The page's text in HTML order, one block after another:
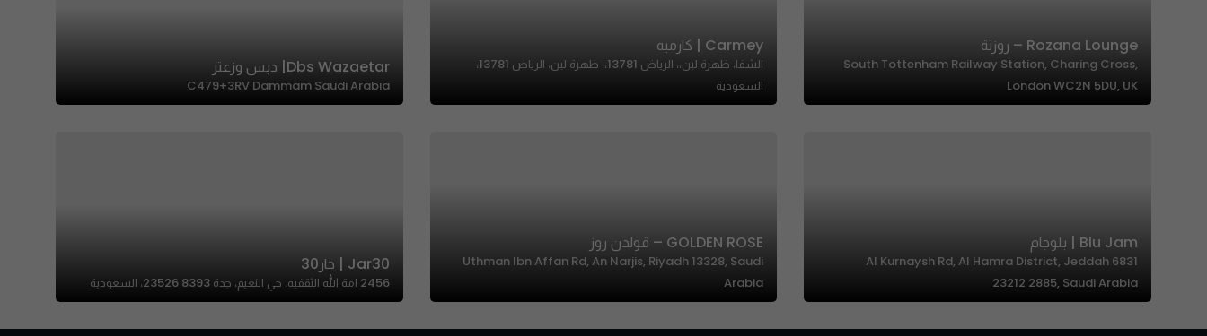
Rozana Lounge – روزنة
South Tottenham Railway Station, Charing Cross,
London WC2N 5DU, UK
Carmey | كارميه
الشفا، ظهرة لبن،، الرياض 13781،، ظهرة لبن، الرياض 13781،
السعودية
Dbs Wazaetar| دبس وزعتر
C479+3RV Dammam Saudi Arabia
Blu Jam | بلوجام
6831 Al Kurnaysh Rd, Al Hamra District, Jeddah
23212 2885, Saudi Arabia
GOLDEN ROSE – قولدن روز
Uthman Ibn Affan Rd, An Narjis, Riyadh 13328, Saudi
Arabia
Jar30 | جار30
2456 امة الله الثقفيه، حي النعيم، جدة 23526 8393، السعودية